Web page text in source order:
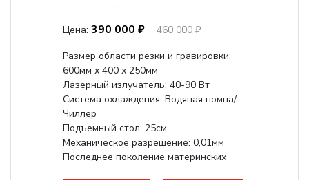
Цена: 390 000 ₽
460 000 ₽
Размер области резки и гравировки:
600мм х 400 х 250мм
Лазерный излучатель: 40-90 Вт
Система охлаждения: Водяная помпа/
Чиллер
Подъемный стол: 25см
Механическое разрешение: 0,01мм
Последнее поколение материнских